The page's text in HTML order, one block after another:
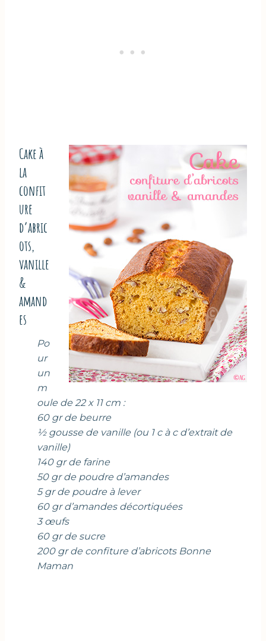
Cake à
la
confit
ure
d’abric
ots,
vanille
&
amand
es
Po
ur
un
m
oule de 22 x 11 cm :
60 gr de beurre
½ gousse de vanille (ou 1 c à c d’extrait de
vanille)
140 gr de farine
50 gr de poudre d’amandes
5 gr de poudre à lever
60 gr d’amandes décortiquées
3 œufs
60 gr de sucre
200 gr de confiture d’abricots Bonne
Maman